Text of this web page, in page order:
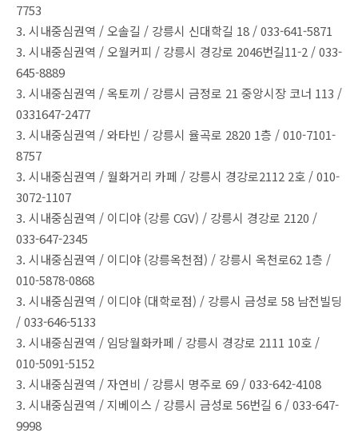
7753
3. 시내중심권역 / 오솔길 / 강릉시 신대학길 18 / 033-641-5871
3. 시내중심권역 / 오월커피 / 강릉시 경강로 2046번길11-2 / 033-
645-8889
3. 시내중심권역 / 옥토끼 / 강릉시 금정로 21 중앙시장 코너 113 /
0331647-2477
3. 시내중심권역 / 와타빈 / 강릉시 율곡로 2820 1층 / 010-7101-
8757
3. 시내중심권역 / 월화거리 카페 / 강릉시 경강로2112 2호 / 010-
3072-1107
3. 시내중심권역 / 이디야 (강릉 CGV) / 강릉시 경강로 2120 /
033-647-2345
3. 시내중심권역 / 이디야 (강릉옥천점) / 강릉시 옥천로62 1층 /
010-5878-0868
3. 시내중심권역 / 이디야 (대학로점) / 강릉시 금성로 58 남전빌딩
/ 033-646-5133
3. 시내중심권역 / 임당월화카페 / 강릉시 경강로 2111 10호 /
010-5091-5152
3. 시내중심권역 / 자연비 / 강릉시 명주로 69 / 033-642-4108
3. 시내중심권역 / 지베이스 / 강릉시 금성로 56번길 6 / 033-647-
9998